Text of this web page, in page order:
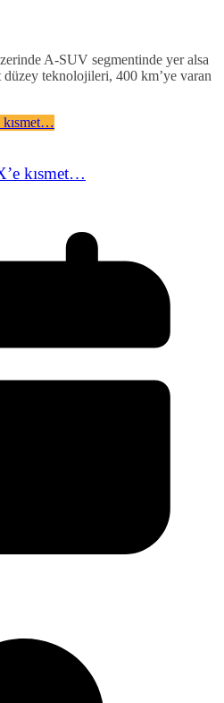
A-SUV segmentinde yer alsa
düzey teknolojileri, 400 km’ye varan
kısmet…